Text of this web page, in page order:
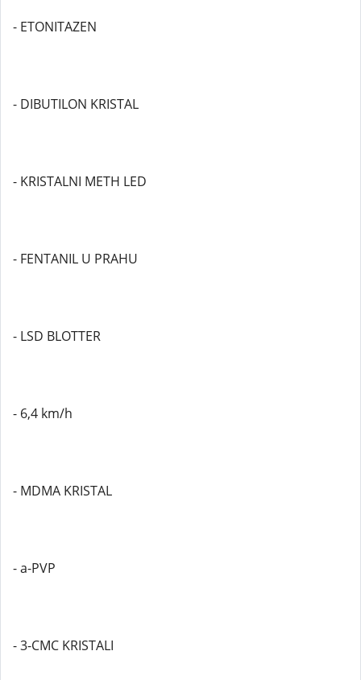
- ETONITAZEN
- DIBUTILON KRISTAL
- KRISTALNI METH LED
- FENTANIL U PRAHU
- LSD BLOTTER
- 6,4 km/h
- MDMA KRISTAL
- a-PVP
- 3-CMC KRISTALI